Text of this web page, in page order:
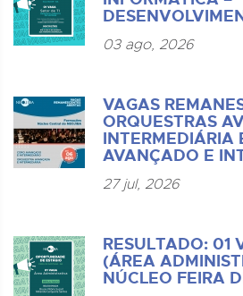
03 ago, 2026
VAGAS
ORQUESTRAS
INTERMEDIÁRIA
AVANÇADO E
27 jul, 2026
RESULTADO: 01
(ÁREA
NÚCLEO FEIRA